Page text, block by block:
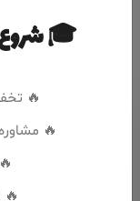
🎓 شروع
🔥 تخفیف ۱۰٪ ویژه
🔥